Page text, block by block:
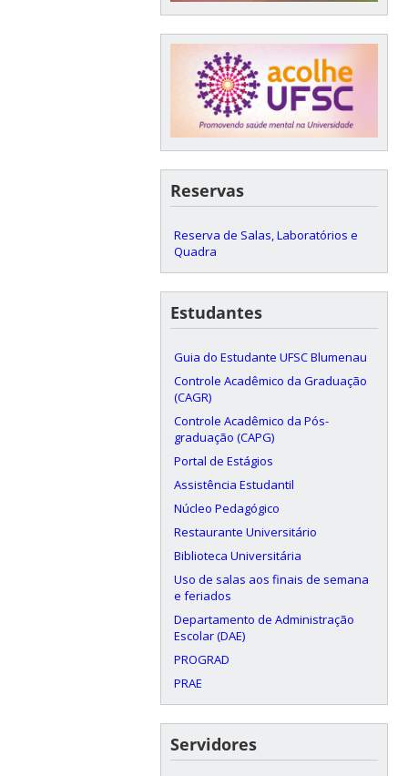
Reservas
Reserva de Salas, Laboratórios e
Quadra
Estudantes
Guia do Estudante UFSC Blumenau
Controle Acadêmico da Graduação
(CAGR)
Controle Acadêmico da Pós-
graduação (CAPG)
Portal de Estágios
Assistência Estudantil
Núcleo Pedagógico
Restaurante Universitário
Biblioteca Universitária
Uso de salas aos finais de semana
e feriados
Departamento de Administração
Escolar (DAE)
PROGRAD
PRAE
Servidores